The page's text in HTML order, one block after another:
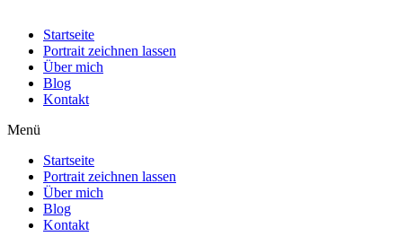
Startseite
Portrait zeichnen lassen
Über mich
Blog
Kontakt
Menü
Startseite
Portrait zeichnen lassen
Über mich
Blog
Kontakt